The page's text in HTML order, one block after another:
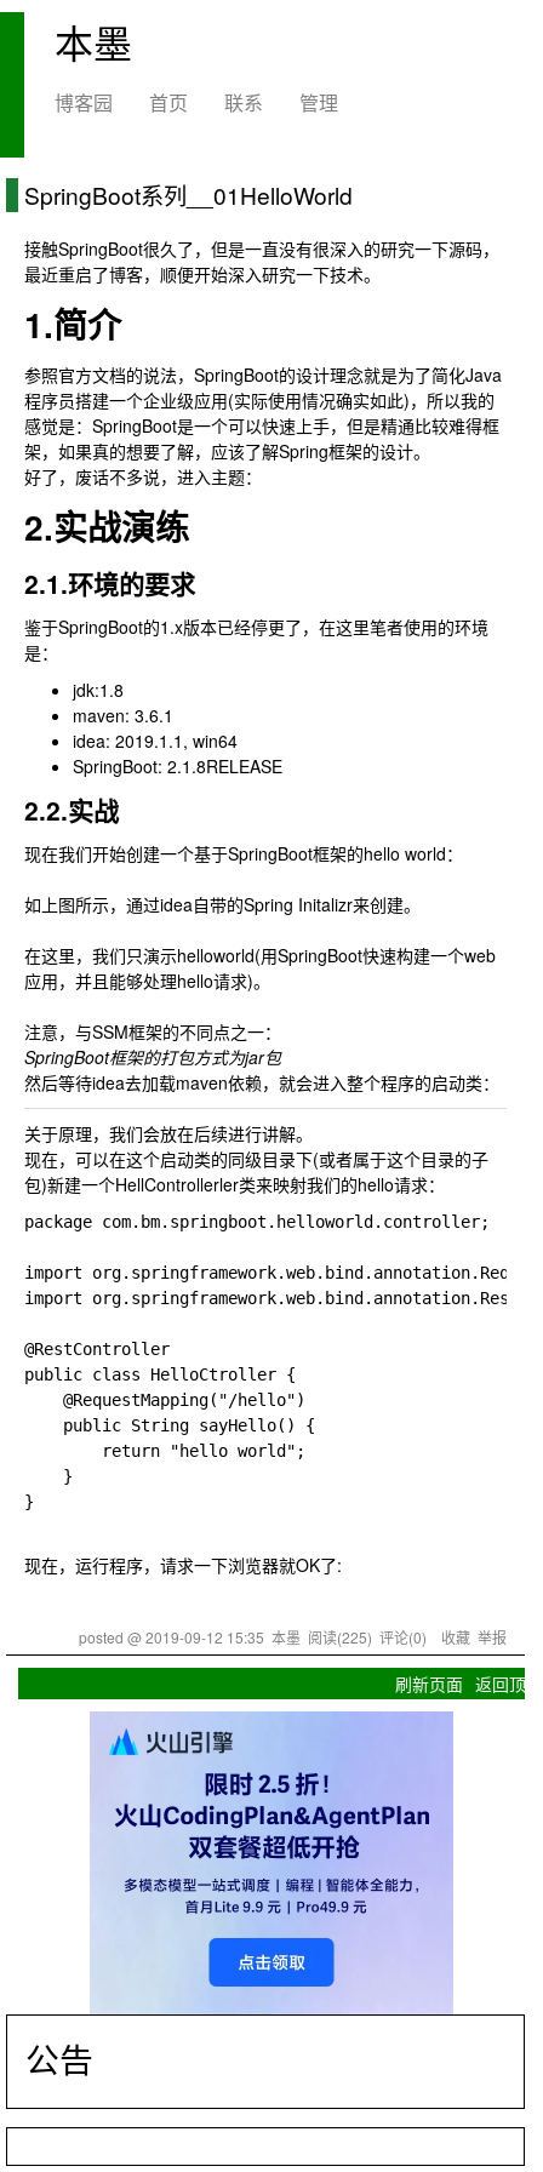
本墨
博客园 首页 联系 管理
SpringBoot系列__01HelloWorld
接触SpringBoot很久了，但是一直没有很深入的研究一下源码，
最近重启了博客，顺便开始深入研究一下技术。
1.简介
参照官方文档的说法，SpringBoot的设计理念就是为了简化Java
程序员搭建一个企业级应用(实际使用情况确实如此)，所以我的
感觉是：SpringBoot是一个可以快速上手，但是精通比较难得框
架，如果真的想要了解，应该了解Spring框架的设计。
好了，废话不多说，进入主题：
2.实战演练
2.1.环境的要求
鉴于SpringBoot的1.x版本已经停更了，在这里笔者使用的环境
是：
jdk:1.8
maven: 3.6.1
idea: 2019.1.1, win64
SpringBoot: 2.1.8RELEASE
2.2.实战
现在我们开始创建一个基于SpringBoot框架的hello world：
如上图所示，通过idea自带的Spring Initalizr来创建。
在这里，我们只演示helloworld(用SpringBoot快速构建一个web
应用，并且能够处理hello请求)。
注意，与SSM框架的不同点之一：
SpringBoot框架的打包方式为jar包
然后等待idea去加载maven依赖，就会进入整个程序的启动类：
关于原理，我们会放在后续进行讲解。
现在，可以在这个启动类的同级目录下(或者属于这个目录的子
包)新建一个HellControllerler类来映射我们的hello请求：
package com.bm.springboot.helloworld.controller;
import
import
@RestController
public class HelloCtroller {
    @RequestMapping("/hello")
    public String sayHello() {
        return "hello world";
    }
}
现在，运行程序，请求一下浏览器就OK了:
posted @2019-09-12 15:35 本墨 阅读(225) 评论(0) 收藏 举报
刷新页面 返回顶部
公告